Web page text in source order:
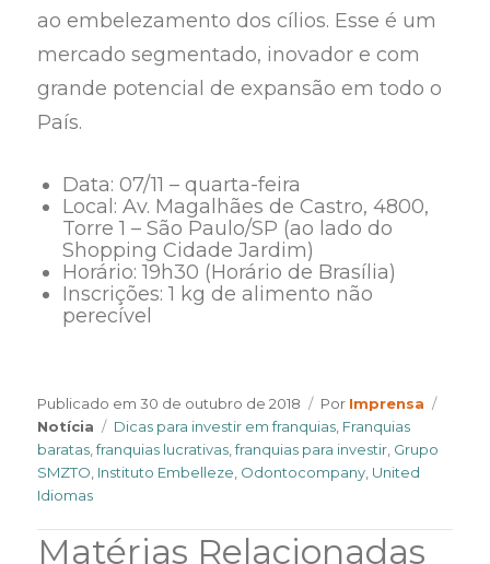
ao embelezamento dos cílios. Esse é um
mercado segmentado, inovador e com
grande potencial de expansão em todo o
País.
Data: 07/11 – quarta-feira
Local: Av. Magalhães de Castro, 4800,
Torre 1 – São Paulo/SP (ao lado do
Shopping Cidade Jardim)
Horário: 19h30 (Horário de Brasília)
Inscrições: 1 kg de alimento não
perecível
Publicado em30 de outubro de 2018 Por Author
Imprensa
Notícia
Tags
Dicas para investir em franquias Franquias
baratas ,franquias lucrativas ,franquias para investir Grupo
SMZTO Instituto Embelleze Odontocompany United
Idiomas
Matérias Relacionadas